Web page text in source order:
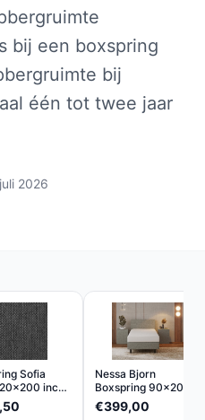
bij een boxspring
bij
één tot twee jaar
2026
Sofia
inc
Nessa Bjorn
Boxspring 90x200
met 20cm...
€399,00